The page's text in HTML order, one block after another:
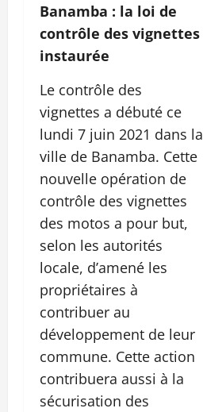
Banamba : la loi de
contrôle des vignettes
instaurée
Le contrôle des
vignettes a débuté ce
lundi 7 juin 2021 dans la
ville de Banamba. Cette
nouvelle opération de
contrôle des vignettes
des motos a pour but,
selon les autorités
locale, d’amené les
propriétaires à
contribuer au
développement de leur
commune. Cette action
contribuera aussi à la
sécurisation des